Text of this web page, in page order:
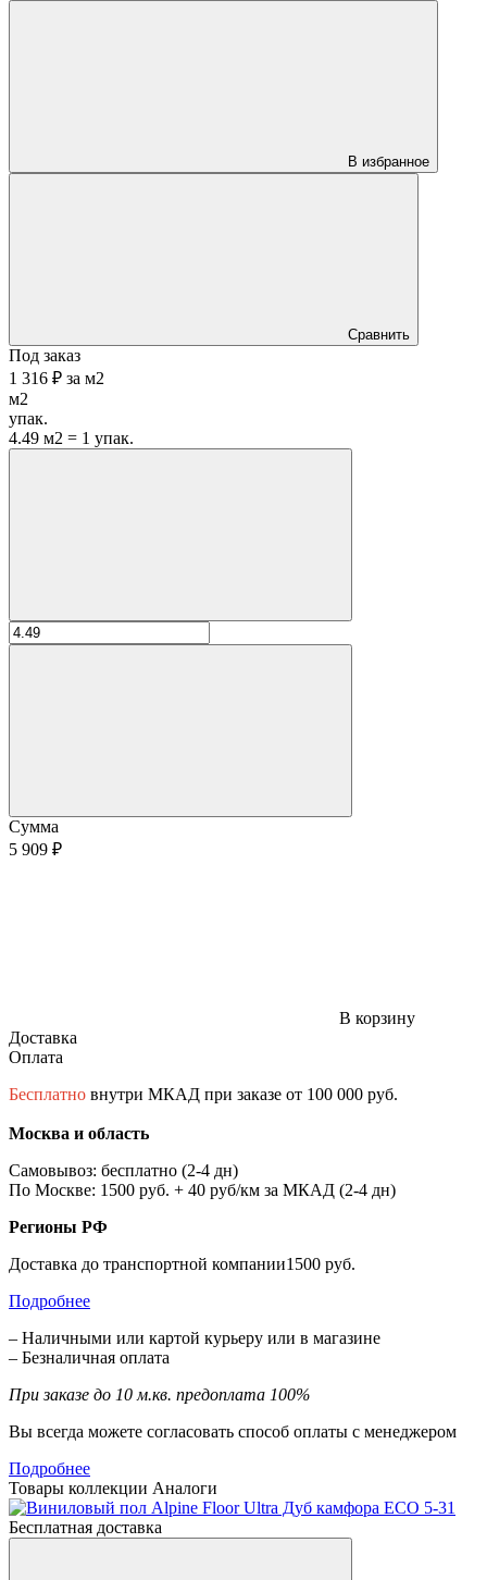
В избранное
Сравнить
Под заказ
1 316 ₽ за м2
м2
упак.
4.49 м2 = 1 упак.
Сумма
5 909 ₽
В корзину
Доставка
Оплата
Бесплатно внутри МКАД при заказе от 100 000 руб.
Москва и область
Самовывоз: бесплатно (2-4 дн)
По Москве: 1500 руб. + 40 руб/км за МКАД (2-4 дн)
Регионы РФ
Доставка до транспортной компании1500 руб.
Подробнее
– Наличными или картой курьеру или в магазине
– Безналичная оплата
При заказе до 10 м.кв. предоплата 100%
Вы всегда можете согласовать способ оплаты с менеджером
Подробнее
Товары коллекции Аналоги
Бесплатная доставка